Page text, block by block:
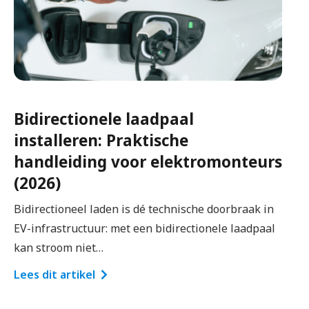
Dimensionering hoofdschakelaar:
zo kies je professioneel de juiste
hoofdschakelaar (1-fase & 3-fase)
Een goede dimensionering van de hoofdschakelaar
is essentieel voor iedere woninginstallatie. Niet
alleen omdat het…
Lees dit artikel